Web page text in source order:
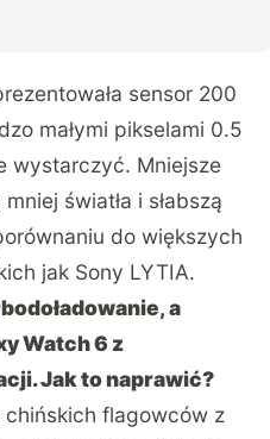
sensor 200
małymi pikselami 0.5
wystarczyć. Mniejsze
światła i słabszą
do większych
jak Sony LYTIA.
a
Watch 6 z
Jak to naprawić?
flagowców z